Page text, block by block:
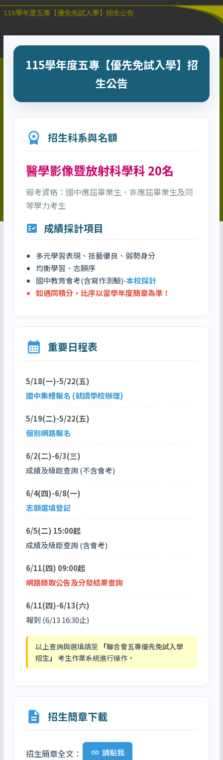
115學年度五專【優先免試入學】招生公告
115學年度五專【優先免試入學】招
生公告
workspace_premium 招生科系與名額
醫學影像暨放射科學科 20名
報考資格：國中應屆畢業生、非應屆畢業生及同
等學力考生
fact_check
成績採計項目
多元學習表現、技藝優良、弱勢身分
均衡學習、志願序
國中教育會考(含寫作測驗)-本校採計
如遇同積分，比序以當學年度簡章為準！
calendar_month 重要日程表
5/18(一)-5/22(五)
國中集體報名 (就讀學校辦理)
5/19(二)-5/22(五)
個別網路報名
6/2(二)-6/3(三)
成績及級距查詢 (不含會考)
6/4(四)-6/8(一)
志願選填登記
6/5(二) 15:00起
成績及級距查詢 (含會考)
6/11(四) 09:00起
網路錄取公告及分發結果查詢
6/11(四)-6/13(六)
報到 (6/13 16:30止)
以上查詢與選填請至 「聯合會五專優先免試入學
招生」 考生作業系統進行操作。
description 招生簡章下載
招生簡章全文： link 請點我